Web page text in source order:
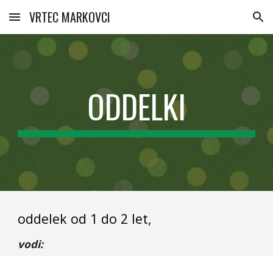
Skip to main content Skip to navigation
VRTEC MARKOVCI
ODDELKI
oddelek od 1 do 2 let,
vodi: